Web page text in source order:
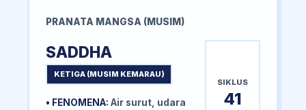
PRANATA MANGSA (MUSIM)
SADDHA
KETIGA (MUSIM KEMARAU)
• FENOMENA: Air surut, udara
SIKLUS
41